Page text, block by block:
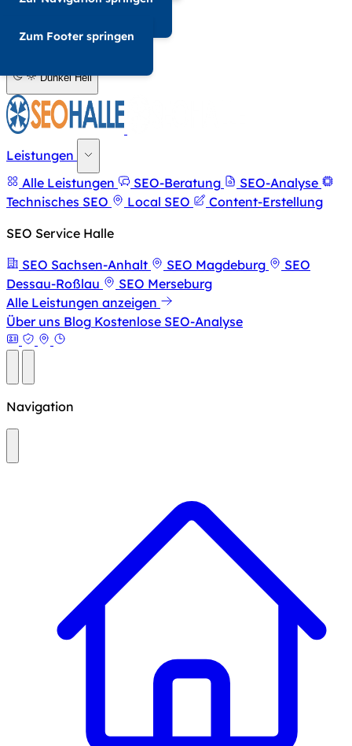
Zum Footer springen
A- A+
Dunkel Hell
Leistungen
Alle Leistungen
SEO-Beratung
SEO-Analyse
Technisches SEO
Local SEO
Content-Erstellung
SEO Service Halle
SEO Sachsen-Anhalt
SEO Magdeburg
SEO
Dessau-Roßlau
SEO Merseburg
Alle Leistungen anzeigen
Über uns Blog Kostenlose SEO-Analyse
Navigation